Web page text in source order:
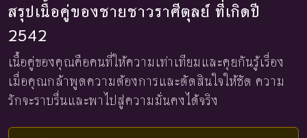
สรุปเนื้อคู่ของชายชาวราศีตุลย์ ที่เกิดปี
2542
เนื้อคู่ของคุณคือคนที่ให้ความเท่าเทียมและคุยกันรู้เรื่อง
เมื่อคุณกล้าพูดความต้องการและตัดสินใจให้ชัด ความ
รักจะราบรื่นและพาไปสู่ความมั่นคงได้จริง